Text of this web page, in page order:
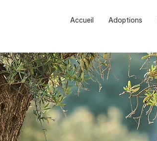
Accueil Adoptions